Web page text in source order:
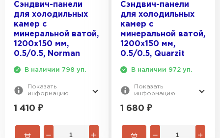
Сэндвич-панели
для холодильных
камер с
минеральной ватой,
1200х150 мм,
0.5/0.5, Norman
В наличии 798 уп.
Показать
информацию
1 410 ₽
Сэндвич-панели
для холодильных
камер с
минеральной ватой,
1200х150 мм,
0.5/0.5, Quarzit
В наличии 972 уп.
Показать
информацию
1 680 ₽